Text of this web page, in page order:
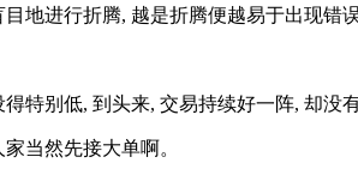
地进行折腾, 越是折腾便越易于出现错误
特别低, 到头来, 交易持续好一阵, 却没
当然先接大单啊。